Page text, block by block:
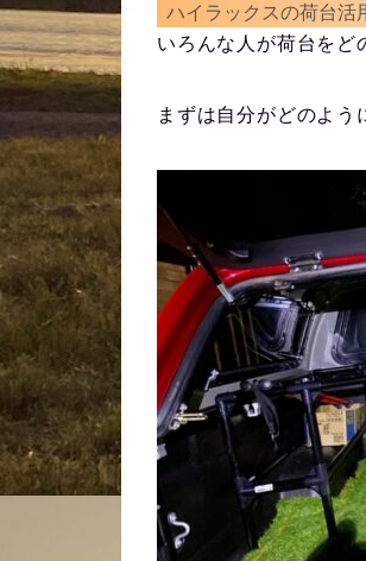
ハイラックスの荷台活
いろんな人が荷台をど
まずは自分がどのよ